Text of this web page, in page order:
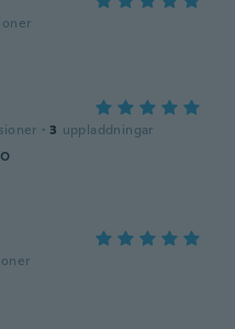
· 3 uppladdningar